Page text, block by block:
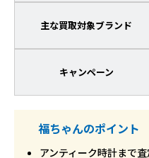
主な買取対象ブランド
キャンペーン
福ちゃんのポイント
アンティーク時計まで